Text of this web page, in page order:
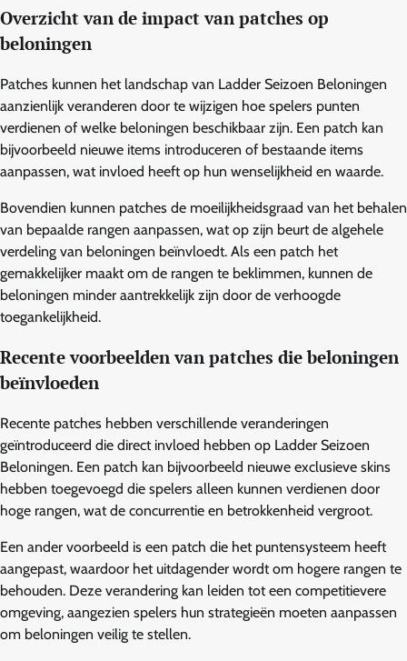
Overzicht van de impact van patches op
beloningen
Patches kunnen het landschap van Ladder Seizoen Beloningen
aanzienlijk veranderen door te wijzigen hoe spelers punten
verdienen of welke beloningen beschikbaar zijn. Een patch kan
bijvoorbeeld nieuwe items introduceren of bestaande items
aanpassen, wat invloed heeft op hun wenselijkheid en waarde.
Bovendien kunnen patches de moeilijkheidsgraad van het behalen
van bepaalde rangen aanpassen, wat op zijn beurt de algehele
verdeling van beloningen beïnvloedt. Als een patch het
gemakkelijker maakt om de rangen te beklimmen, kunnen de
beloningen minder aantrekkelijk zijn door de verhoogde
toegankelijkheid.
Recente voorbeelden van patches die beloningen
beïnvloeden
Recente patches hebben verschillende veranderingen
geïntroduceerd die direct invloed hebben op Ladder Seizoen
Beloningen. Een patch kan bijvoorbeeld nieuwe exclusieve skins
hebben toegevoegd die spelers alleen kunnen verdienen door
hoge rangen, wat de concurrentie en betrokkenheid vergroot.
Een ander voorbeeld is een patch die het puntensysteem heeft
aangepast, waardoor het uitdagender wordt om hogere rangen te
behouden. Deze verandering kan leiden tot een competitievere
omgeving, aangezien spelers hun strategieën moeten aanpassen
om beloningen veilig te stellen.